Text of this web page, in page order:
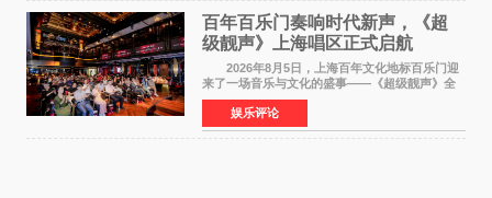
百年百乐门奏响时代新声，《超
级靓声》上海唱区正式启航
2026年8月5日，上海百年文化地标百乐门迎
来了一场音乐与文化的盛事——《超级靓声》全
国励志音乐公益节目上海唱区新闻发布会暨启动
仪式在此隆重举行。各界领导、嘉宾与媒体朋友
齐聚一堂，共同
娱乐评论